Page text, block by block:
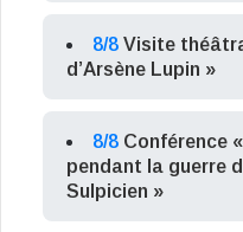
8/8 Visite
d’Arsène Lupin »
8/8 Conférence
pendant la guerre
Sulpicien »